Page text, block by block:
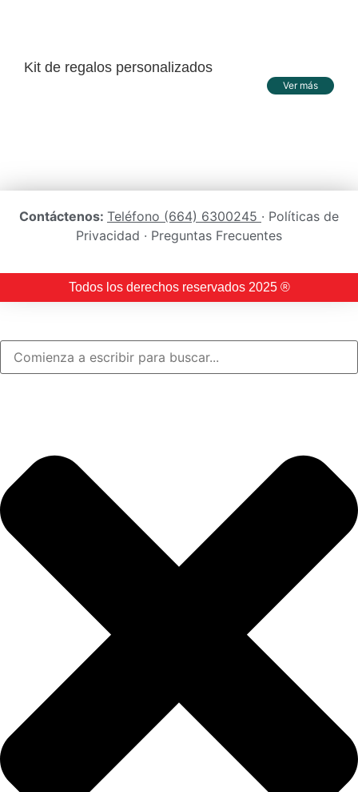
Kit de regalos personalizados
Ver más
Contáctenos: Teléfono (664) 6300245 · Políticas de
Privacidad · Preguntas Frecuentes
Todos los derechos reservados 2025 ®